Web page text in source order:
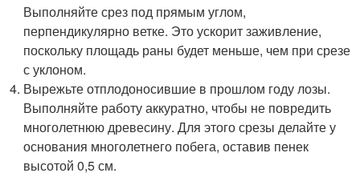
Выполняйте срез под прямым углом,
перпендикулярно ветке. Это ускорит заживление,
поскольку площадь раны будет меньше, чем при срезе
с уклоном.
Вырежьте отплодоносившие в прошлом году лозы.
Выполняйте работу аккуратно, чтобы не повредить
многолетнюю древесину. Для этого срезы делайте у
основания многолетнего побега, оставив пенек
высотой 0,5 см.